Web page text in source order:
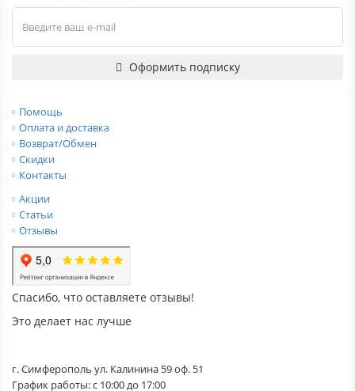
Оформить подписку
Помощь
Оплата и доставка
Возврат/Обмен
Скидки
Контакты
Акции
Статьи
Отзывы
Спасибо, что оставляете отзывы!
Это делает нас лучше
г. Симферополь ул. Калинина 59 оф. 51
График работы: с 10:00 до 17:00